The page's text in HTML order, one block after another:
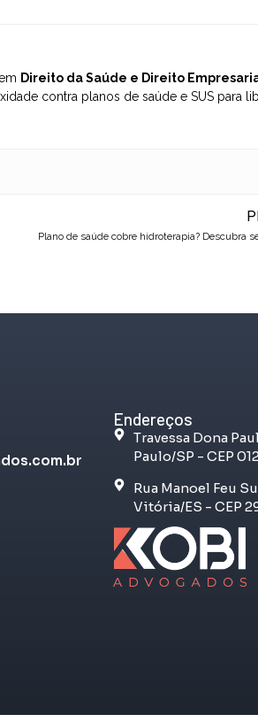
Direito da Saúde e Direito
contra planos de saúde e SUS para
Plano de saúde cobre hidroterapia? Descubra
Endereços
Travessa Dona
Paulo/SP - CEP
Rua Manoel Feu
Vitória/ES - CEP